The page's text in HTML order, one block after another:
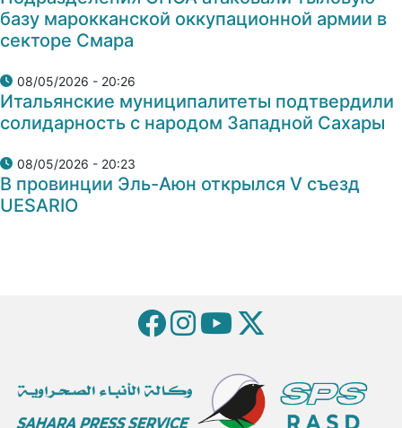
базу марокканской оккупационной армии в
секторе Смара
08/05/2026 - 20:26
Итальянские муниципалитеты подтвердили
солидарность с народом Западной Сахары
08/05/2026 - 20:23
В провинции Эль-Аюн открылся V съезд
UESARIO